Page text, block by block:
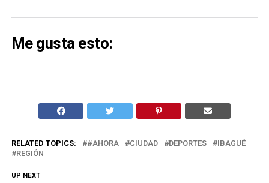
Me gusta esto:
RELATED TOPICS: #AHORA CIUDAD DEPORTES
IBAGUÉ
REGIÓN
UP NEXT